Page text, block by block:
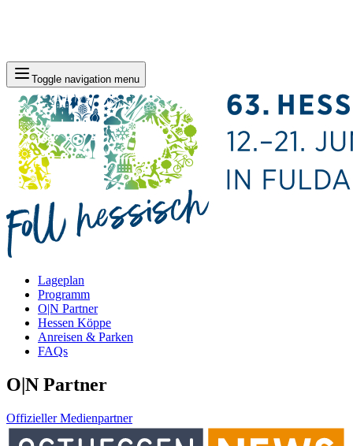
Toggle navigation menu
Lageplan
Programm
O|N Partner
Hessen Köppe
Anreisen & Parken
FAQs
O|N Partner
Offizieller Medienpartner